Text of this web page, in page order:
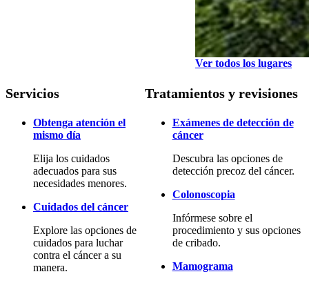
Ver todos los lugares
Servicios
Obtenga atención el
mismo día
Elija los cuidados
adecuados para sus
necesidades menores.
Cuidados del cáncer
Explore las opciones de
cuidados para luchar
contra el cáncer a su
manera.
Tratamientos y revisiones
Exámenes de detección de
cáncer
Descubra las opciones de
detección precoz del cáncer.
Colonoscopia
Infórmese sobre el
procedimiento y sus opciones
de cribado.
Mamograma